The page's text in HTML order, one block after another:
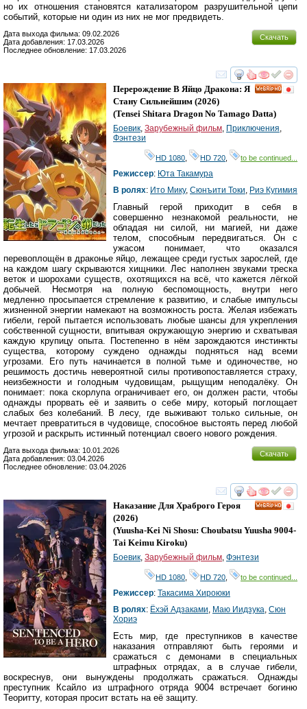
но их отношения становятся катализатором разрушительной цепи
событий, которые ни один из них не мог предвидеть.
Скачать
Дата выхода фильма: 09.02.2026
Дата добавления: 17.03.2026
Последнее обновление: 17.03.2026
смотреть
Перерождение В Яйцо Дракона: Я
Стану Сильнейшим (2026)
(Tensei Shitara Dragon No Tamago Datta)
Боевик Зарубежный фильм Приключения
Фэнтези
HD 1080 HD 720 to be continued...
Режиссер: Юта Такамура
В ролях: Ито Мику, Сюнъити Токи Риэ Кугимия
Главный герой приходит в себя в
совершенно незнакомой реальности, не
обладая ни силой, ни магией, ни даже
телом, способным передвигаться. Он с
ужасом понимает, что оказался
перевоплощён в драконье яйцо, лежащее среди густых зарослей, где
на каждом шагу скрываются хищники. Лес наполнен звуками треска
веток и шорохами существ, охотящихся на всё, что кажется лёгкой
добычей. Несмотря на полную беспомощность, внутри него
медленно просыпается стремление к развитию, и слабые импульсы
жизненной энергии намекают на возможность роста. Желая избежать
гибели, герой пытается использовать любые шансы для укрепления
собственной сущности, впитывая окружающую энергию и схватывая
каждую крупицу опыта. Постепенно в нём зарождаются инстинкты
существа, которому суждено однажды подняться над всеми
угрозами. Его путь начинается в полной тьме и одиночестве, но
решимость достичь невероятной силы противопоставляется страху,
неизбежности и голодным чудовищам, рыщущим неподалёку. Он
понимает: пока скорлупа ограничивает его, он должен расти, чтобы
однажды прорвать её и заявить о себе миру, который поглощает
слабых без колебаний. В лесу, где выживают только сильные, он
мечтает превратиться в чудовище, способное выстоять перед любой
угрозой и раскрыть истинный потенциал своего нового рождения.
Скачать
Дата выхода фильма: 10.01.2026
Дата добавления: 03.04.2026
Последнее обновление: 03.04.2026
смотреть
Наказание Для Храброго Героя
(2026)
(Yuusha-Kei Ni Shosu: Choubatsu Yuusha 9004-
Tai Keimu Kiroku)
Боевик Зарубежный фильм Фэнтези
HD 1080 HD 720 to be continued...
Режиссер: Такасима Хироюки
В ролях: Ёхэй Адзаками Маю Иидзука Сюн
Хориэ
Есть мир, где преступников в качестве
наказания отправляют быть героями и
сражаться с демонами в специальных
штрафных отрядах, а в случае гибели,
воскреснув, они вынуждены продолжать сражаться. Однажды
преступник Ксайло из штрафного отряда 9004 встречает богиню
Теоритту, которая просит встать на её защиту.